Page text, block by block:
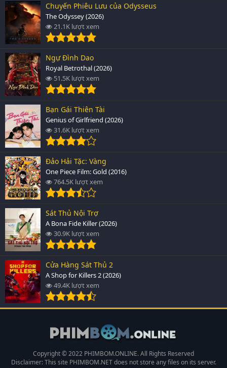
Chuyến Phiêu Lưu của Odysseus
The Odyssey (2026)
21.1K lượt xem
Ngự Đình Dao
Royal Betrothal (2026)
51.5K lượt xem
Bạn Gái Thiên Tài
Genius of Girlfriend (2026)
31.6K lượt xem
Đảo Hải Tặc: Vàng
One Piece Film: Gold (2016)
764.5K lượt xem
Sát Thủ Nội Trợ
A Bona Fide Killer (2026)
30.9K lượt xem
Cửa Hàng Sát Thủ 2
A Shop for Killers 2 (2026)
49.4K lượt xem
Copyright © 2022 PHIMBOM.ONLINE. All Rights Reserved
Disclaimer: This site PHIMBOM.NETdoes not store any files on its server.